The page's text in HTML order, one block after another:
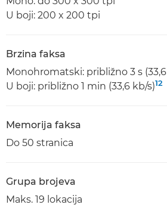
U boji: 200 x 200 tpi
Brzina faksa
Monohromatski: približno 3 s
U boji: približno 1 min (33,6 kb/s)12
Memorija faksa
Do 50 stranica
Grupa brojeva
Maks. 19 lokacija